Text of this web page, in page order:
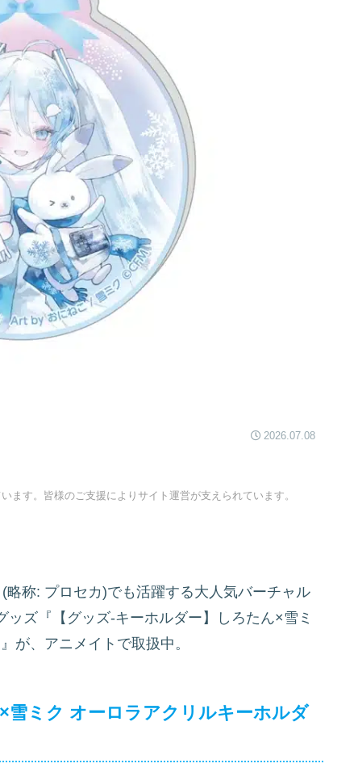
2026.07.08
す。皆様のご支援によりサイト運営が支えられています。
称: プロセカ)でも活躍する大人気バーチャル
ズ『【グッズ-キーホルダー】しろたん×雪ミ
が、アニメイトで取扱中。
ミク オーロラアクリルキーホルダ